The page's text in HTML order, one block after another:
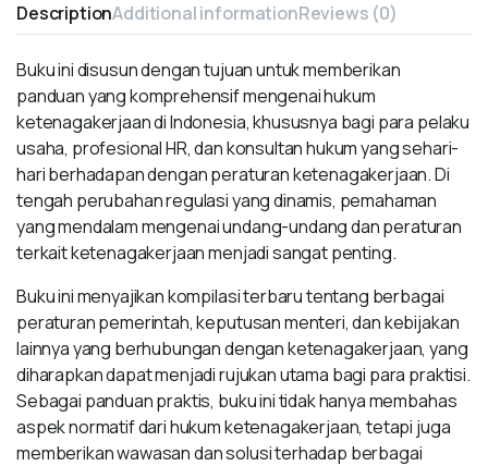
DescriptionAdditional informationReviews (0)
Buku ini disusun dengan tujuan untuk memberikan
panduan yang komprehensif mengenai hukum
ketenagakerjaan di Indonesia, khususnya bagi para pelaku
usaha, profesional HR, dan konsultan hukum yang sehari-
hari berhadapan dengan peraturan ketenagakerjaan. Di
tengah perubahan regulasi yang dinamis, pemahaman
yang mendalam mengenai undang-undang dan peraturan
terkait ketenagakerjaan menjadi sangat penting.
Buku ini menyajikan kompilasi terbaru tentang berbagai
peraturan pemerintah, keputusan menteri, dan kebijakan
lainnya yang berhubungan dengan ketenagakerjaan, yang
diharapkan dapat menjadi rujukan utama bagi para praktisi.
Sebagai panduan praktis, buku ini tidak hanya membahas
aspek normatif dari hukum ketenagakerjaan, tetapi juga
memberikan wawasan dan solusi terhadap berbagai